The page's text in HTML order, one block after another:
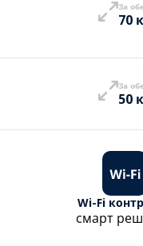
За
70
За
50
Wi-Fi
смарт